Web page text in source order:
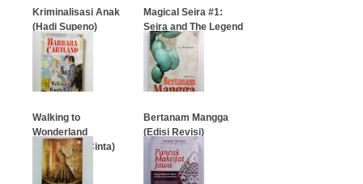
Kriminalisasi Anak
(Hadi Supeno)
…
Magical Seira #1:
Seira and The Legend
of Madriva
…
Walking to
Wonderland
(Perjalanan Cinta)
…
Bertanam Mangga
(Edisi Revisi)